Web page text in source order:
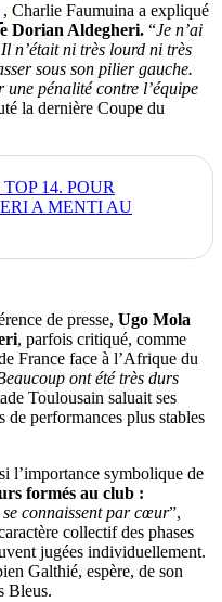
, Charlie Faumuina a expliqué
Dorian Aldegheri. “Je n’ai
n’était ni très lourd ni très
sous son pilier gauche.
pénalité contre l’équipe
la dernière Coupe du
14. POUR
A MENTI AU
de presse, Ugo Mola
, parfois critiqué, comme
France face à l’Afrique du
ont été très durs
Toulousain saluait ses
de performances plus stables
l’importance symbolique de
formés au club :
se connaissent par cœur”,
collectif des phases
jugées individuellement.
Galthié, espère, de son
Bleus.